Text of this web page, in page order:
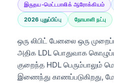
இருதய-மெட்டபாலிக் ஆரோக்கியம்
2026 புதுப்பிப்பு நோயாளி நட்பு
ஒரு லிபிட் பேனலை ஒரு
அதிக LDL பொதுவாக
குறைந்த HDL பெரும்பாலும்
இணைந்து காணப்படுகிறது,